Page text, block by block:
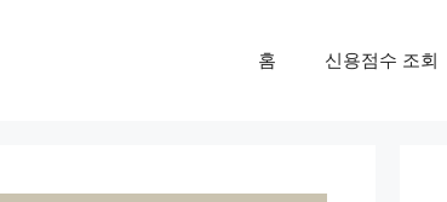
홈 신용점수 조회